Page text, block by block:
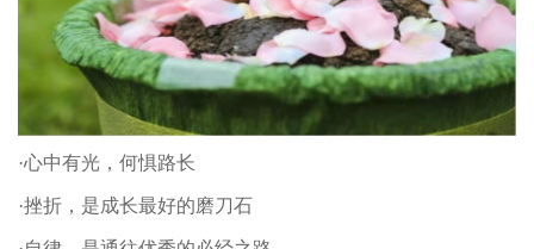
·心中有光，何惧路长
·挫折，是成长最好的磨刀石